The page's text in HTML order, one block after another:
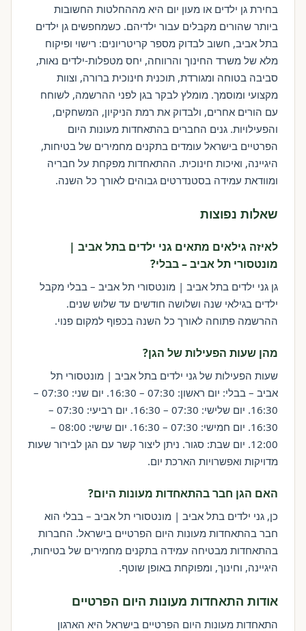
בחירת גן ילדים או מעון יום היא מההחלטות החשובות
ביותר שהורים מקבלים עבור ילדיהם. כשמחפשים גן ילדים
בתל אביב, חשוב לבדוק מספר קריטריונים: רישוי ופיקוח
מלא של משרד החינוך והרווחה, יחס מטפלות-ילדים נאות,
סביבה בטוחה ומגורדת, תוכנית חינוכית ברורה, וצוות
מקצועי ומוסמך. מומלץ לבקר בגן לפני ההרשמה, לשוחח
עם הורים אחרים, ולבדוק את רמת הניקיון, המשחקים,
והפעילויות. גנים החברים בהתאחדות מעונות היום
הפרטיים בישראל עומדים בתקנים מחמירים של בטיחות,
היגיינה, ואיכות חינוכית. ההתאחדות מפקחת על חבריה
ומוודאת עמידה בסטנדרטים גבוהים לאורך כל השנה.
שאלות נפוצות
לאיזה גילאים מתאים גני ילדים בתל אביב |
מונטסורי תל אביב – בבלי?
גן גני ילדים בתל אביב | מונטסורי תל אביב – בבלי מקבל
ילדים בגילאי שנה ושלושה חודשים עד שלוש שנים.
ההרשמה פתוחה לאורך כל השנה בכפוף למקום פנוי.
מהן שעות הפעילות של הגן?
שעות הפעילות של גני ילדים בתל אביב | מונטסורי תל
אביב – בבלי: יום ראשון: 07:30 – 16:30. יום שני: 07:30 –
16:30. יום שלישי: 07:30 – 16:30. יום רביעי: 07:30 –
16:30. יום חמישי: 07:30 – 16:30. יום שישי: 08:00 –
12:00. יום שבת: סגור. ניתן ליצור קשר עם הגן לבירור שעות
מדויקות ואפשרויות הארכת יום.
האם הגן חבר בהתאחדות מעונות היום?
כן, גני ילדים בתל אביב | מונטסורי תל אביב – בבלי הוא
חבר בהתאחדות מעונות היום הפרטיים בישראל. החברות
בהתאחדות מבטיחה עמידה בתקנים מחמירים של בטיחות,
היגיינה, וחינוך, ומפוקחת באופן שוטף.
אודות התאחדות מעונות היום הפרטיים
התאחדות מעונות היום הפרטיים בישראל היא הארגון